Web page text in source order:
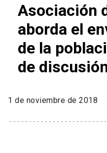
Asociación
aborda el
de la
de
1 de noviembre de 2018